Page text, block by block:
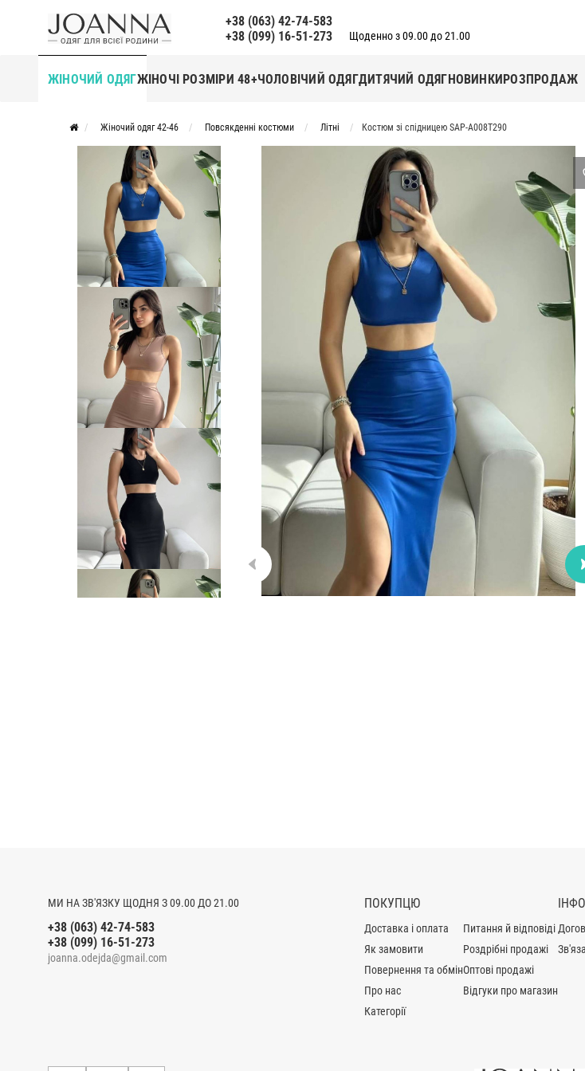
+38 (063) 42-74-583
+38 (099) 16-51-273
Щоденно з 09.00 до 21.00
ЖІНОЧИЙ ОДЯГЖІНОЧІ РОЗМІРИ 48+ЧОЛОВІЧИЙ ОДЯГДИТЯЧИЙ ОДЯГНОВИНКИРОЗПРОДАЖ
Жіночий одяг 42-46 Повсякденні костюми Літні Костюм зі спідницею SAP-A008T290
МИ НА ЗВ'ЯЗКУ ЩОДНЯ З 09.00 ДО 21.00
+38 (063) 42-74-583
+38 (099) 16-51-273
joanna.odejda@gmail.com
ПОКУПЦЮ
Доставка і оплата
Як замовити
Повернення та обмін
Про нас
Категорії
Питання й відповіді
Роздрібні продажі
Оптові продажі
Відгуки про магазин